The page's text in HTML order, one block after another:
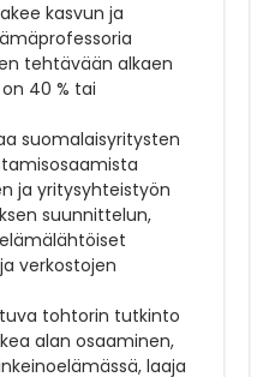
kasvun ja
tehtävään alkaen
on 40 % tai
suomalaisyritysten
ja yritysyhteistyön
suunnittelun,
verkostojen
tohtorin tutkinto
alan osaaminen,
laaja